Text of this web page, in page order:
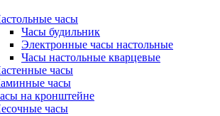
часы
Часы будильник
Электронные часы настольные
Часы настольные кварцевые
часы
часы
на кронштейне
часы